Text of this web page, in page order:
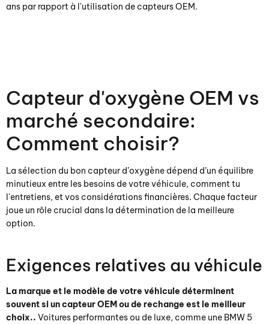
ans par rapport à l'utilisation de capteurs OEM.
Capteur d'oxygène OEM vs
marché secondaire:
Comment choisir?
La sélection du bon capteur d’oxygène dépend d’un équilibre
minutieux entre les besoins de votre véhicule, comment tu
l'entretiens, et vos considérations financières. Chaque facteur
joue un rôle crucial dans la détermination de la meilleure
option.
Exigences relatives au véhicule
La marque et le modèle de votre véhicule déterminent
souvent si un capteur OEM ou de rechange est le meilleur
choix.. Voitures performantes ou de luxe, comme une BMW 5